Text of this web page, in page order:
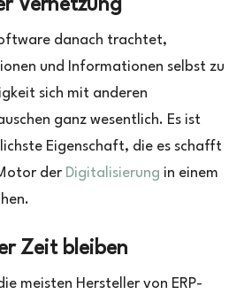
Vernetzung
danach trachtet,
und Informationen selbst zu
sich mit anderen
ganz wesentlich. Es ist
Eigenschaft, die es schafft
der Digitalisierung in einem
Zeit bleiben
meisten Hersteller von ERP-